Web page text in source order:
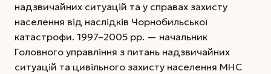
надзвичайних ситуацій та у справах захисту
населення від наслідків Чорнобильської
катастрофи. 1997–2005 рр. — начальник
Головного управління з питань надзвичайних
ситуацій та цивільного захисту населення МНС